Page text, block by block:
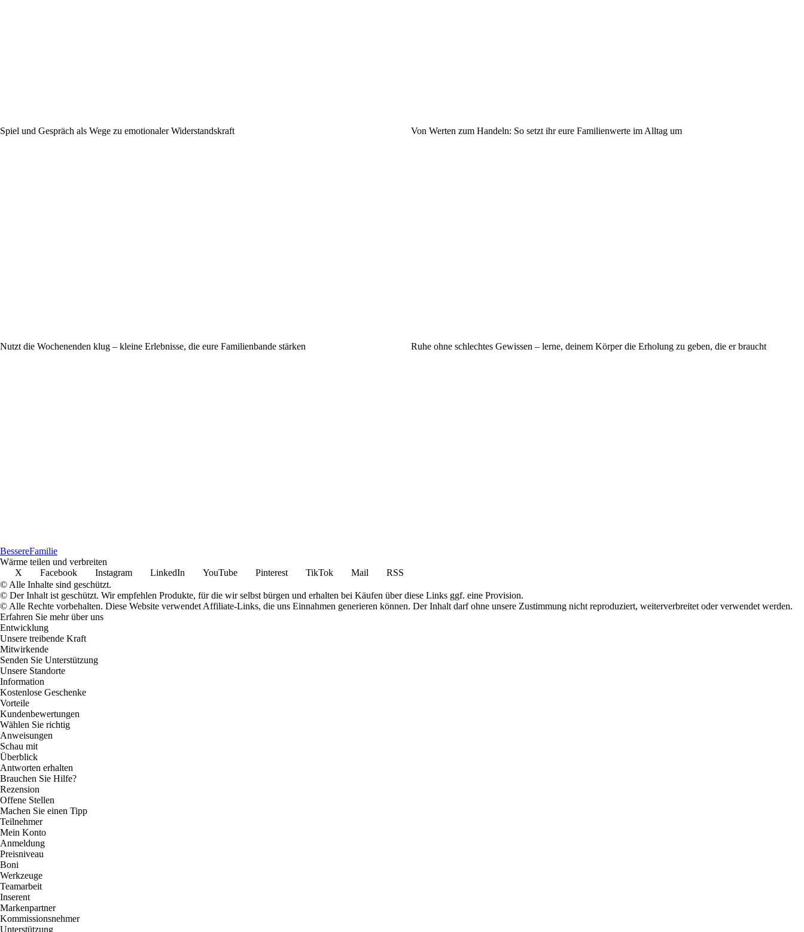
Spiel und Gespräch als Wege zu emotionaler Widerstandskraft Von Werten zum Handeln: So setzt ihr eure Familienwerte im Alltag um
Nutzt die Wochenenden klug – kleine Erlebnisse, die eure Familienbande stärken Ruhe ohne schlechtes Gewissen – lerne, deinem Körper die Erholung zu geben, die er braucht
BessereFamilie
Wärme teilen und verbreiten
X
Facebook Instagram LinkedIn YouTube Pinterest TikTok Mail
RSS
© Alle Inhalte sind geschützt.
© Der Inhalt ist geschützt. Wir empfehlen Produkte, für die wir selbst bürgen und erhalten bei Käufen über diese Links ggf. eine Provision.
© Alle Rechte vorbehalten. Diese Website verwendet Affiliate-Links, die uns Einnahmen generieren können. Der Inhalt darf ohne unsere Zustimmung nicht reproduziert, weiterverbreitet oder verwendet werden.
Erfahren Sie mehr über uns
Entwicklung
Unsere treibende Kraft
Mitwirkende
Senden Sie Unterstützung
Unsere Standorte
Information
Kostenlose Geschenke
Vorteile
Kundenbewertungen
Wählen Sie richtig
Anweisungen
Schau mit
Überblick
Antworten erhalten
Brauchen Sie Hilfe?
Rezension
Offene Stellen
Machen Sie einen Tipp
Teilnehmer
Mein Konto
Anmeldung
Preisniveau
Boni
Werkzeuge
Teamarbeit
Inserent
Markenpartner
Kommissionsnehmer
Unterstützung